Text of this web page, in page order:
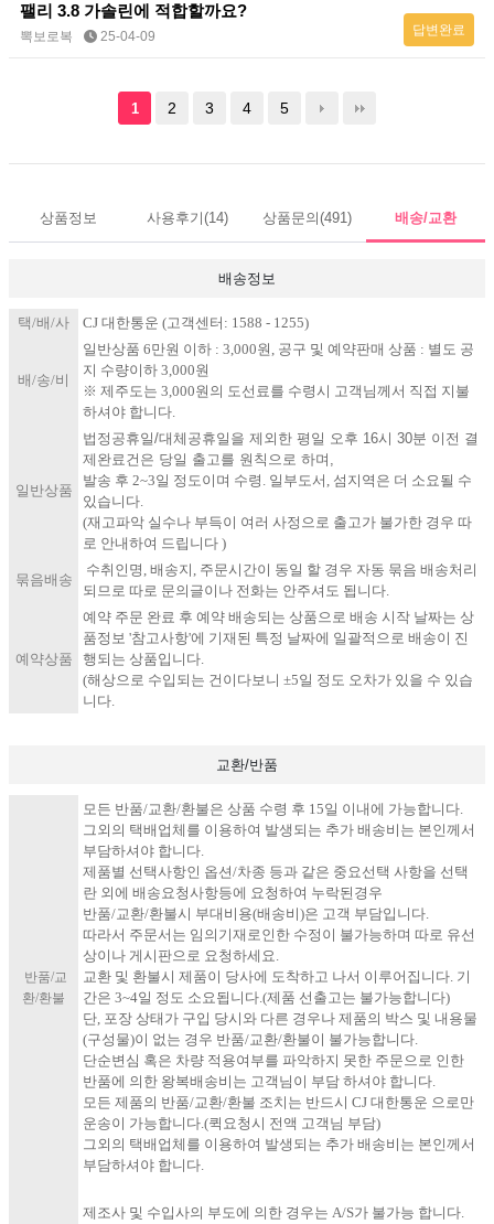
팰리 3.8 가솔린에 적합할까요?
뽁보로복 25-04-09 답변완료
1 2 3 4 5
상품정보 사용후기(14) 상품문의(491) 배송/교환
배송정보
택/배/사 C​J 대한통운 (고객센터: 1588 - 1255)
배/송/비
일반상품 6만원 이하 : 3,000원, 공구 및 예약판매 상품 : 별도 공
지 수량이하 3,000원
※ 제주도는 3,000원의 도선료를 수령시 고객님께서 직접 지불
하셔야 합니다.
일반상품
법정공휴일/대체공휴일을 제외한 평일 오후 16시 30분 이전 결
제완료건은 당일 출고를 원칙으로 하며,
발송 후 2~3일 정도이며 수령. 일부도서, 섬지역은 더 소요될 수
있습니다.
(재고파악 실수나 부득이 여러 사정으로 출고가 불가한 경우 따
로 안내하여 드립니다 )
묶음배송
​수취인명, 배송지, 주문시간이 동일 할 경우 자동 묶음 배송처리
되므로 따로 문의글이나 전화는 안주셔도 됩니다.
예약상품
​예​약 주문 완료 후 예약 배송되는 상품으로 배송 시작 날짜는 상
품정보 '참고사항'에 기재된 특정 날짜에 일괄적으로 배송이 진
행되는 상품입니다.
(해상으로 수입되는 건이다보니 ±5일 정도 오차가 있을 수 있습
니다.
교환/반품
반품/교
환/환불
모든 반품/교환/환불은 상품 수령 후 15일 이내에 가능합니다.
그외의 택배업체를 이용하여 발생되는 추가 배송비는 본인께서
부담하셔야 합니다.
제품별 선택사항인 옵션/차종 등과 같은 중요선택 사항을 선택
란 외에 배송요청사항등에 요청하여 누락된경우
반품/교환/환불시 부대비용(배송비)은 고객 부담입니다.
따라서 주문서는 임의기재로인한 수정이 불가능하며 따로 유선
상이나 게시판으로 요청하세요.
교환 및 환불시 제품이 당사에 도착하고 나서 이루어집니다. 기
간은 3~4일 정도 소요됩니다.(제품 선출고는 불가능합니다)
단, 포장 상태가 구입 당시와 다른 경우나 제품의 박스 및 내용물
(구성물)이 없는 경우 반품/교환/환불이 불가능합니다.
단순변심 혹은 차량 적용여부를 파악하지 못한 주문으로 인한
반품에 의한 왕복배송비는 고객님이 부담 하셔야 합니다.
모든 제품의 반품/교환/환불 조치는 반드시 CJ 대한통운 으로만
운송이 가능합니다.(퀵요청시 전액 고객님 부담)
그외의 택배업체를 이용하여 발생되는 추가 배송비는 본인께서
부담하셔야 합니다.​
제조사 및 수입사의 부도에 의한 경우는 A/S가 불가능 합니다.